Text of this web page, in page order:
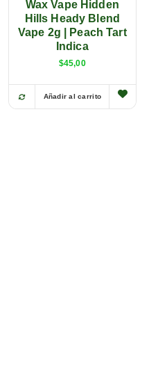
Wax Vape Hidden
Hills Heady Blend
Vape 2g | Peach Tart
Indica
$45,00
Añadir al carrito